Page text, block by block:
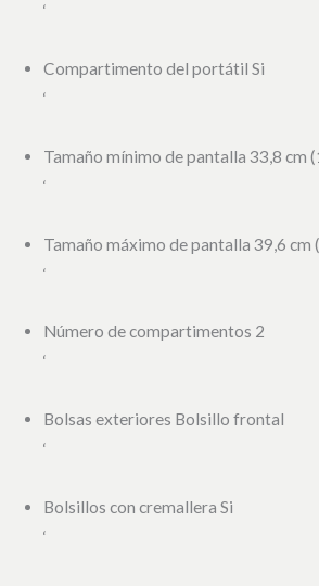
‘
Compartimento del portátil Si
‘
Tamaño mínimo de pantalla 33,8 cm
‘
Tamaño máximo de pantalla 39,6 cm
‘
Número de compartimentos 2
‘
Bolsas exteriores Bolsillo frontal
‘
Bolsillos con cremallera Si
‘